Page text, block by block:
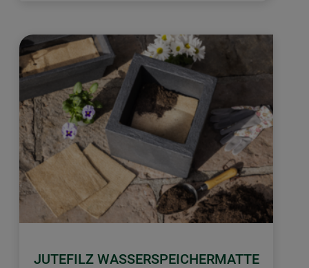
JUTEFILZ WASSERSPEICHERMATTE